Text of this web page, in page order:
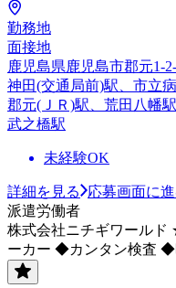
勤務地
面接地
鹿児島県鹿児島市郡元1-
神田(交通局前)駅、市立
郡元(ＪＲ)駅、荒田八幡
武之橋駅
未経験OK
詳細を見る
応募画面に
派遣労働者
株式会社ニチギワール
ーカー ◆カンタン検査